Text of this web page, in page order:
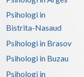
Psihologi in
Bistrita-Nasaud
Psihologi in Brasov
Psihologi in Buzau
Psihologi in